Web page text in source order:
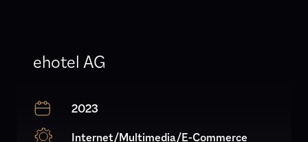
ehotel AG
2023
Internet/Multimedia/E-Commerce